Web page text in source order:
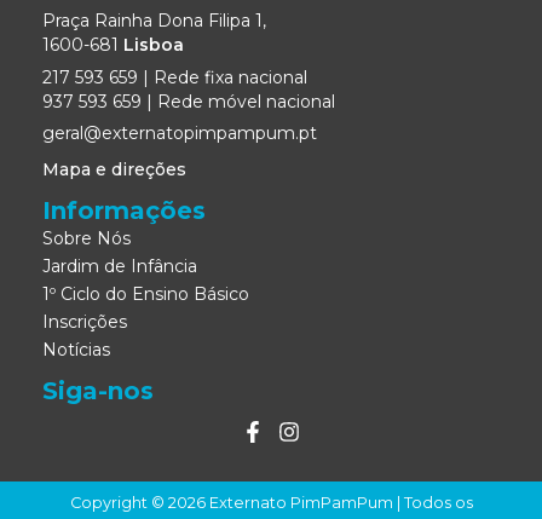
Praça Rainha Dona Filipa 1,
1600-681 Lisboa
217 593 659 | Rede fixa nacional
937 593 659 | Rede móvel nacional
geral@externatopimpampum.pt
Mapa e direções
Informações
Sobre Nós
Jardim de Infância
1º Ciclo do Ensino Básico
Inscrições
Notícias
Siga-nos
Copyright © 2026 Externato PimPamPum | Todos os